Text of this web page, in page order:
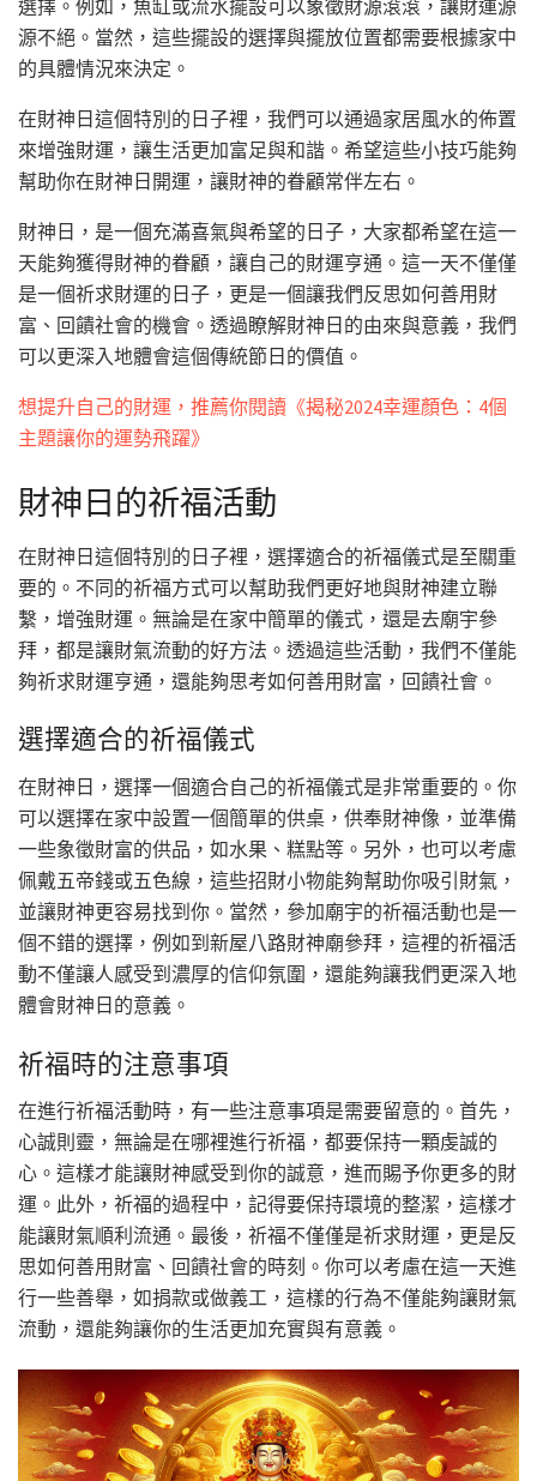
選擇。例如，魚缸或流水擺設可以象徵財源滾滾，讓財運源
源不絕。當然，這些擺設的選擇與擺放位置都需要根據家中
的具體情況來決定。
在財神日這個特別的日子裡，我們可以通過家居風水的佈置
來增強財運，讓生活更加富足與和諧。希望這些小技巧能夠
幫助你在財神日開運，讓財神的眷顧常伴左右。
財神日，是一個充滿喜氣與希望的日子，大家都希望在這一
天能夠獲得財神的眷顧，讓自己的財運亨通。這一天不僅僅
是一個祈求財運的日子，更是一個讓我們反思如何善用財
富、回饋社會的機會。透過瞭解財神日的由來與意義，我們
可以更深入地體會這個傳統節日的價值。
想提升自己的財運，推薦你閱讀《揭秘2024幸運顏色：4個
主題讓你的運勢飛躍》
財神日的祈福活動
在財神日這個特別的日子裡，選擇適合的祈福儀式是至關重
要的。不同的祈福方式可以幫助我們更好地與財神建立聯
繫，增強財運。無論是在家中簡單的儀式，還是去廟宇參
拜，都是讓財氣流動的好方法。透過這些活動，我們不僅能
夠祈求財運亨通，還能夠思考如何善用財富，回饋社會。
選擇適合的祈福儀式
在財神日，選擇一個適合自己的祈福儀式是非常重要的。你
可以選擇在家中設置一個簡單的供桌，供奉財神像，並準備
一些象徵財富的供品，如水果、糕點等。另外，也可以考慮
佩戴五帝錢或五色線，這些招財小物能夠幫助你吸引財氣，
並讓財神更容易找到你。當然，參加廟宇的祈福活動也是一
個不錯的選擇，例如到新屋八路財神廟參拜，這裡的祈福活
動不僅讓人感受到濃厚的信仰氛圍，還能夠讓我們更深入地
體會財神日的意義。
祈福時的注意事項
在進行祈福活動時，有一些注意事項是需要留意的。首先，
心誠則靈，無論是在哪裡進行祈福，都要保持一顆虔誠的
心。這樣才能讓財神感受到你的誠意，進而賜予你更多的財
運。此外，祈福的過程中，記得要保持環境的整潔，這樣才
能讓財氣順利流通。最後，祈福不僅僅是祈求財運，更是反
思如何善用財富、回饋社會的時刻。你可以考慮在這一天進
行一些善舉，如捐款或做義工，這樣的行為不僅能夠讓財氣
流動，還能夠讓你的生活更加充實與有意義。